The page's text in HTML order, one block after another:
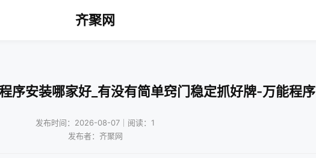
齐聚网
序安装哪家好_有没有简单窍门稳定抓好牌-万能程序
发布时间：2026-08-07｜阅读：1
发布者：齐聚网